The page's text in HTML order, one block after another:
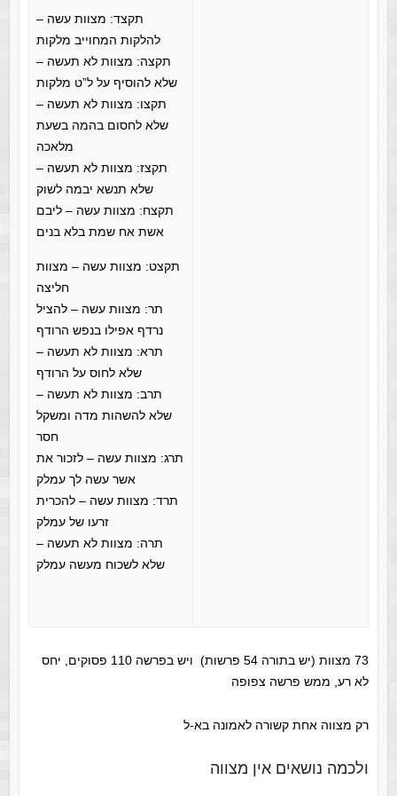
תקצד: מצוות עשה –
להלקות המחוייב מלקות
תקצה: מצוות לא תעשה –
שלא להוסיף על ל”ט מלקות
תקצו: מצוות לא תעשה –
שלא לחסום בהמה בשעת
מלאכה
תקצז: מצוות לא תעשה –
שלא תנשא יבמה לשוק
תקצח: מצוות עשה – ליבם
אשת אח שמת בלא בנים
תקצט: מצוות עשה – מצוות
חליצה
תר: מצוות עשה – להציל
נרדף אפילו בנפש הרודף
תרא: מצוות לא תעשה –
שלא לחוס על הרודף
תרב: מצוות לא תעשה –
שלא להשהות מדה ומשקל
חסר
תרג: מצוות עשה – לזכור את
אשר עשה לך עמלק
תרד: מצוות עשה – להכרית
זרעו של עמלק
תרה: מצוות לא תעשה –
שלא לשכוח מעשה עמלק
7
3 מצוות (יש בתורה 54 פרשות) ויש בפרשה 110 פסוקים, יחס
לא רע, ממש פרשה צפופה
רק מצווה אחת קשורה לאמונה בא-ל
ולכמה נושאים אין מצווה